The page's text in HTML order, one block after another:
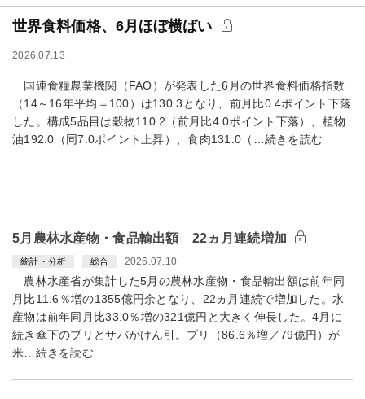
世界食料価格、6月ほぼ横ばい
2026.07.13
国連食糧農業機関（FAO）が発表した6月の世界食料価格指数
（14～16年平均＝100）は130.3となり、前月比0.4ポイント下落
した。構成5品目は穀物110.2（前月比4.0ポイント下落）、植物
油192.0（同7.0ポイント上昇）、食肉131.0（…続きを読む
5月農林水産物・食品輸出額 22ヵ月連続増加
統計・分析 総合 2026.07.10
農林水産省が集計した5月の農林水産物・食品輸出額は前年同
月比11.6％増の1355億円余となり、22ヵ月連続で増加した。水
産物は前年同月比33.0％増の321億円と大きく伸長した。4月に
続き傘下のブリとサバがけん引。ブリ（86.6％増／79億円）が
米…続きを読む